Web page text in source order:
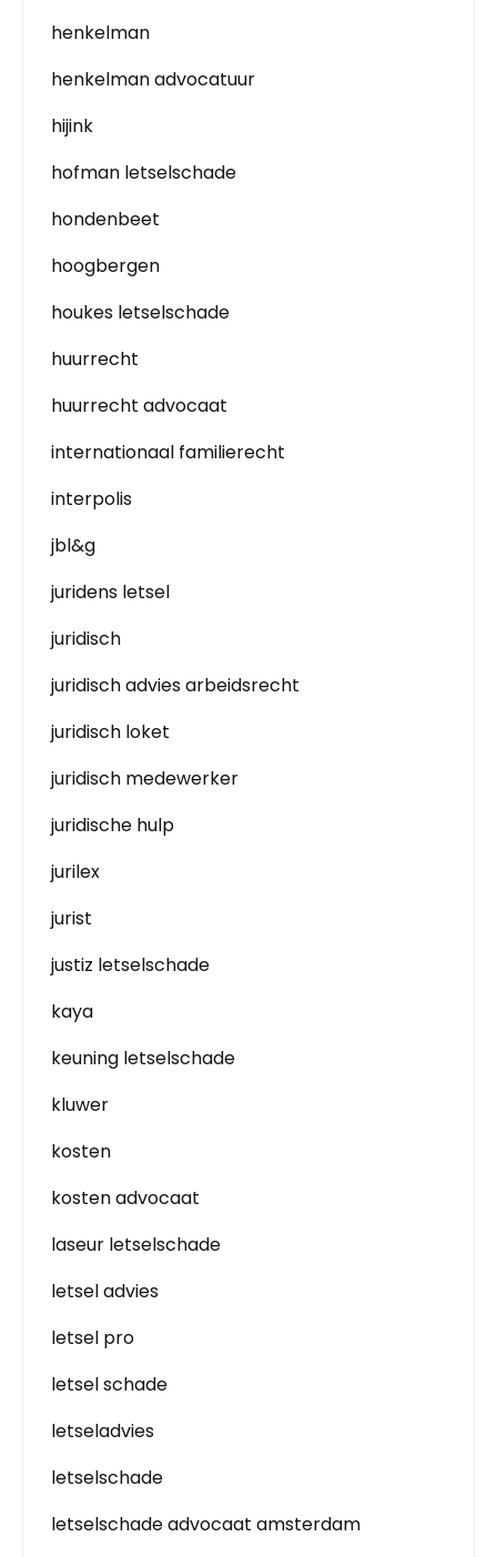
henkelman
henkelman advocatuur
hijink
hofman letselschade
hondenbeet
hoogbergen
houkes letselschade
huurrecht
huurrecht advocaat
internationaal familierecht
interpolis
jbl&g
juridens letsel
juridisch
juridisch advies arbeidsrecht
juridisch loket
juridisch medewerker
juridische hulp
jurilex
jurist
justiz letselschade
kaya
keuning letselschade
kluwer
kosten
kosten advocaat
laseur letselschade
letsel advies
letsel pro
letsel schade
letseladvies
letselschade
letselschade advocaat amsterdam